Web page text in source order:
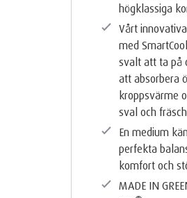
högklassiga
Vårt
med
svalt att ta på
att absorbera
kroppsvärme
sval och
En medium
perfekta
komfort och
MADE IN